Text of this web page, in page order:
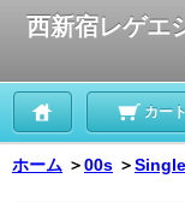
西新宿レゲエ
カート
ホーム ＞00s ＞Single